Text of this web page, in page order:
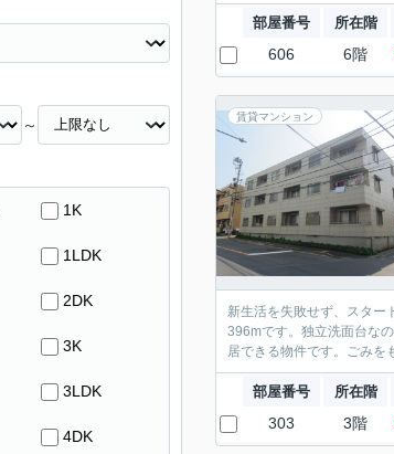
部屋番号 所在階
606 6階
賃貸マンション
新生活を失敗せず、スター
396mです。独立洗面台な
居できる物件です。ごみを
部屋番号 所在階
303 3階
～
1K
1LDK
2DK
3K
3LDK
4DK